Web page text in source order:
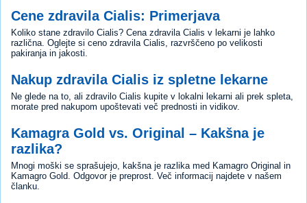
Cene zdravila Cialis: Primerjava
Koliko stane zdravilo Cialis? Cena zdravila Cialis v lekarni je lahko
različna. Oglejte si ceno zdravila Cialis, razvrščeno po velikosti
pakiranja in jakosti.
Nakup zdravila Cialis iz spletne lekarne
Ne glede na to, ali zdravilo Cialis kupite v lokalni lekarni ali prek spleta,
morate pred nakupom upoštevati več prednosti in vidikov.
Kamagra Gold vs. Original – Kakšna je
razlika?
Mnogi moški se sprašujejo, kakšna je razlika med Kamagro Original in
Kamagro Gold. Odgovor je preprost. Več informacij najdete v našem
članku.